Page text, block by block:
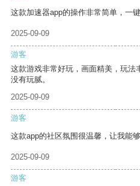
这款加速器app的操作非常简单，一
2025-09-09
游客
这款游戏非常好玩，画面精美，玩法
没有玩腻。
2025-09-09
游客
这款app的社区氛围很温馨，让我能
2025-09-09
游客